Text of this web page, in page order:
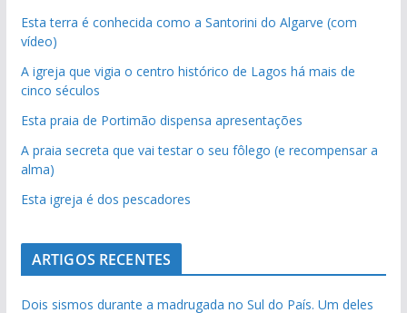
Esta terra é conhecida como a Santorini do Algarve (com
vídeo)
A igreja que vigia o centro histórico de Lagos há mais de
cinco séculos
Esta praia de Portimão dispensa apresentações
A praia secreta que vai testar o seu fôlego (e recompensar a
alma)
Esta igreja é dos pescadores
ARTIGOS RECENTES
Dois sismos durante a madrugada no Sul do País. Um deles